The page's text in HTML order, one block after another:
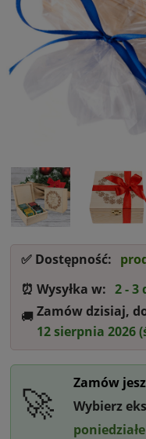
✅ Dostępność:
⏰ Wysyłka w: 2 - 3
🚚‎ ‎Zamów dzisiaj,
12 sierpnia 2026
🚀 Zamów
Wybierz